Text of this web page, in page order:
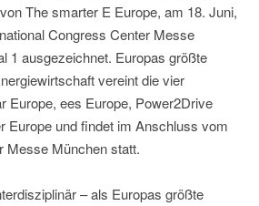
The smarter E Europe, am 18. Juni,
Congress Center Messe
1 ausgezeichnet. Europas größte
vereint die vier
Europe, ees Europe, Power2Drive
Europe und findet im Anschluss vom
Messe München statt.
– als Europas größte